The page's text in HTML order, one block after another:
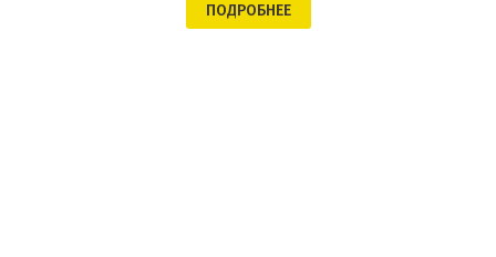
ПОДРОБНЕЕ